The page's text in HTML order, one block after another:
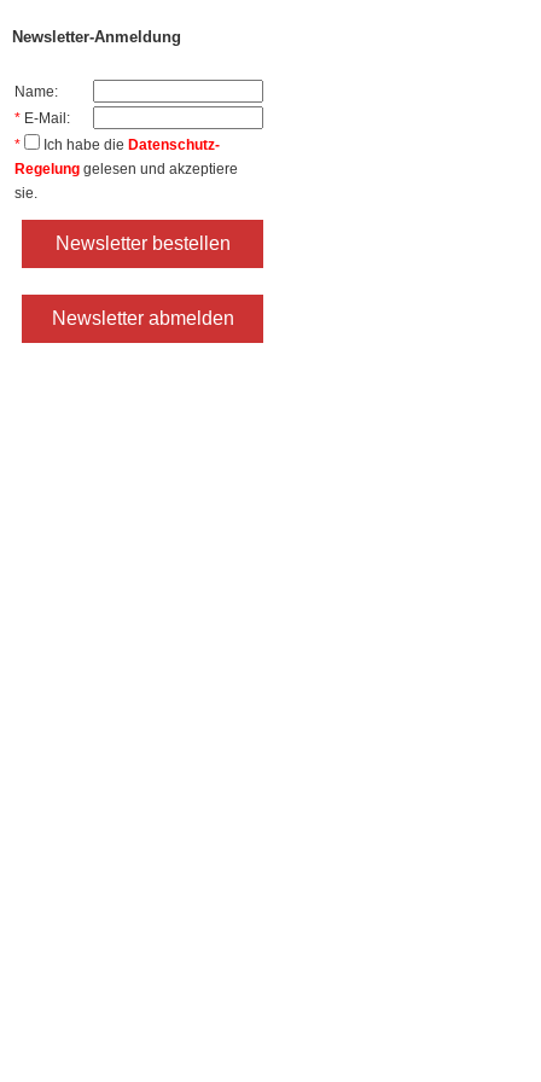
Newsletter-Anmeldung
Name:
* E-Mail:
*
Ich habe die Datenschutz-
Regelung gelesen und akzeptiere
sie.